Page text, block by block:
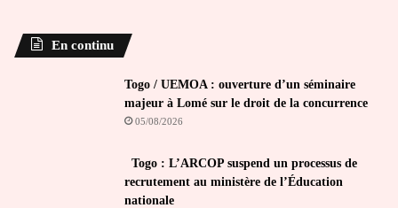
En continu
Togo / UEMOA : ouverture d’un séminaire
majeur à Lomé sur le droit de la concurrence
05/08/2026
Togo : L’ARCOP suspend un processus de
recrutement au ministère de l’Éducation
nationale